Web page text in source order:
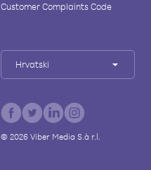
Customer Complaints Code
Hrvatski
© 2026Viber Media S.à r.l.